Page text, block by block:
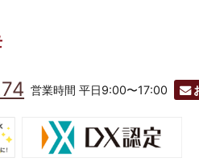
営業時間 平日9:00〜17:00